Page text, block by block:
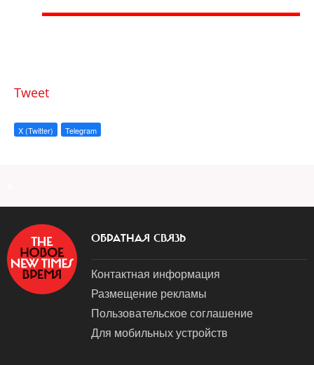
Tweet
X (Twitter) Telegram
ОБРАТНАЯ СВЯЗЬ
Контактная информация
Размещение рекламы
Пользовательское соглашение
Для мобильных устройств